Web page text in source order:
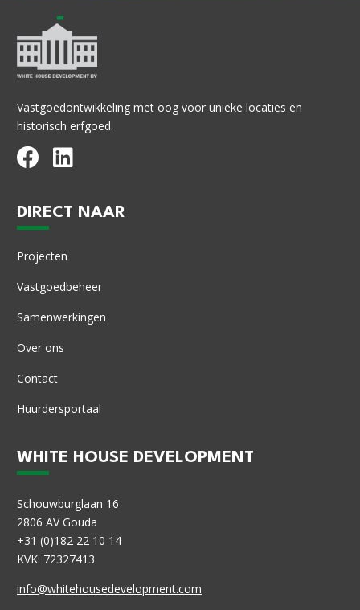
Vastgoedontwikkeling met oog voor unieke locaties en
historisch erfgoed.
DIRECT NAAR
Projecten
Vastgoedbeheer
Samenwerkingen
Over ons
Contact
Huurdersportaal
WHITE HOUSE DEVELOPMENT
Schouwburglaan 16
2806 AV Gouda
+31 (0)182 22 10 14
KVK: 72327413
info@whitehousedevelopment.com